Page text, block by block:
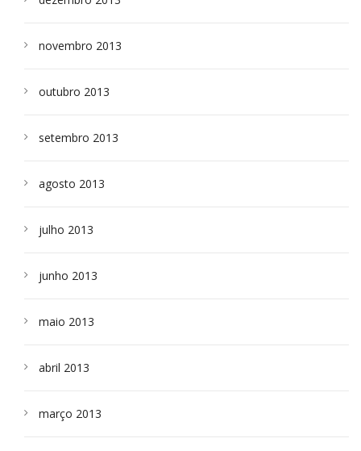
novembro 2013
outubro 2013
setembro 2013
agosto 2013
julho 2013
junho 2013
maio 2013
abril 2013
março 2013